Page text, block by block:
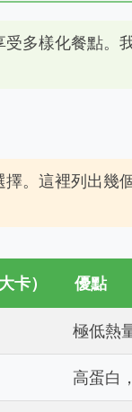
多樣化餐點。
。這裡列出幾
卡） 優點
極低熱
高蛋白